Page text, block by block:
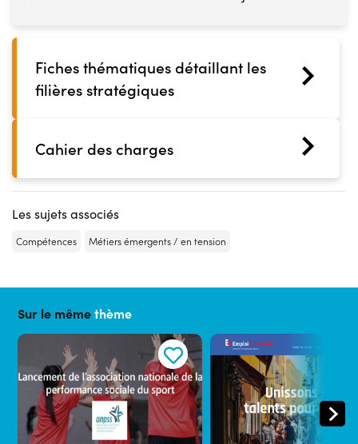
Fiches thématiques détaillant les
filières stratégiques
Cahier des charges
Les sujets associés
Compétences Métiers émergents / en tension
Sur le mêmethème